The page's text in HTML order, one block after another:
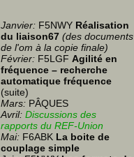
Janvier: F5NWY Réalisation
du liaison67(des documents
de l'om à la copie finale)
Février: F5LGFAgilité en
fréquence – recherche
automatique fréquence
(suite)
Mars: PÂQUES
Avril: Discussions des
rapports du REF-Union
Mai: F6ABK La boite de
couplage simple